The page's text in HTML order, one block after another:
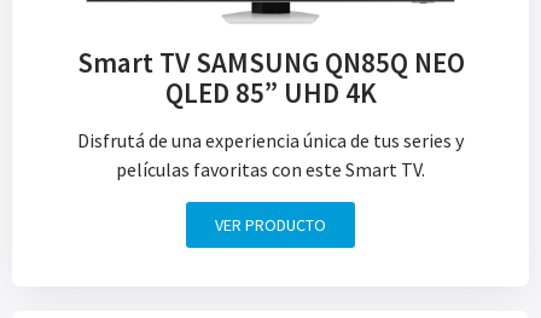
Smart TV SAMSUNG QN85Q NEO
QLED 85” UHD 4K
Disfrutá de una experiencia única de tus series y
películas favoritas con este Smart TV.
VER PRODUCTO